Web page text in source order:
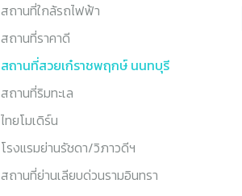
สถานที่ใกล้รถไฟฟ้า
สถานที่ราคาดี
สถานที่สวยเก๋ราชพฤกษ์ นนทบุรี
สถานที่ริมทะเล
ไทยโมเดิร์น
โรงแรมย่านรัชดา/วิภาวดีฯ
สถานที่ย่านเลียบด่วนรามอินทรา